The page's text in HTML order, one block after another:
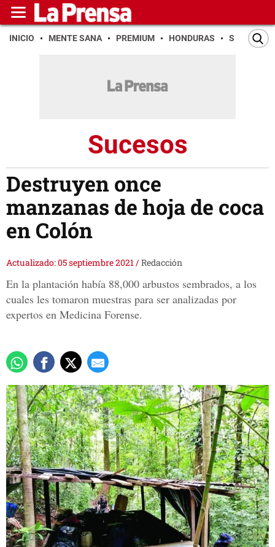
INICIO MENTE SANA PREMIUM HONDURAS SAN PEDRO
Sucesos
Destruyen once
manzanas de hoja de coca
en Colón
Actualizado: 05 septiembre 2021/Redacción
En la plantación había 88,000 arbustos sembrados, a los
cuales les tomaron muestras para ser analizadas por
expertos en Medicina Forense.